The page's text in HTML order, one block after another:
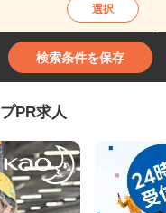
選択
検索条件を保存
PR求人